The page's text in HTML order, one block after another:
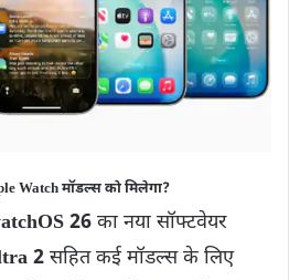
Watch मॉडल्स को मिलेगा?
26 का नया सॉफ्टवेयर
2 सहित कई मॉडल्स के लिए